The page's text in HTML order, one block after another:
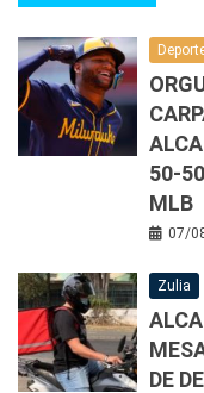
50-
MLB
07/
Zulia
DE